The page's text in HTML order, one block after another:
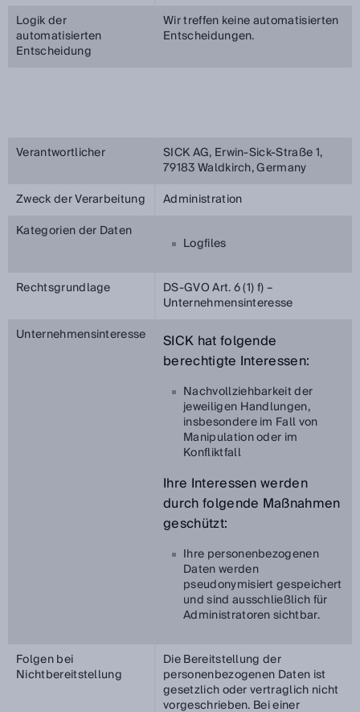
Logik der
automatisierten
Entscheidung
Wir treffen keine automatisierten
Entscheidungen.
Verantwortlicher SICK AG, Erwin-Sick-Straße 1,
79183 Waldkirch, Germany
Zweck der Verarbeitung
Administration
Kategorien der Daten
Logfiles
Rechtsgrundlage DS-GVO Art. 6 (1) f) –
Unternehmensinteresse
Unternehmensinteresse
SICK hat folgende
berechtigte Interessen:
Nachvollziehbarkeit der
jeweiligen Handlungen,
insbesondere im Fall von
Manipulation oder im
Konfliktfall
Ihre Interessen werden
durch folgende Maßnahmen
geschützt:
Ihre personenbezogenen
Daten werden
pseudonymisiert gespeichert
und sind ausschließlich für
Administratoren sichtbar.
Folgen bei
Nichtbereitstellung
Die Bereitstellung der
personenbezogenen Daten ist
gesetzlich oder vertraglich nicht
vorgeschrieben. Bei einer